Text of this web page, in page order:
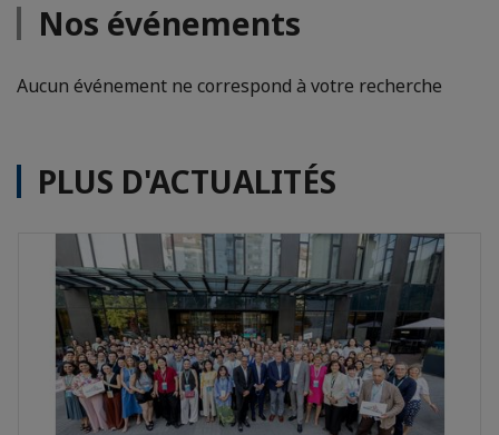
Nos événements
Aucun événement ne correspond à votre recherche
PLUS D'ACTUALITÉS